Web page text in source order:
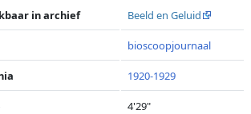
in archief Beeld en Geluid
bioscoopjournaal
1920-1929
4'29"